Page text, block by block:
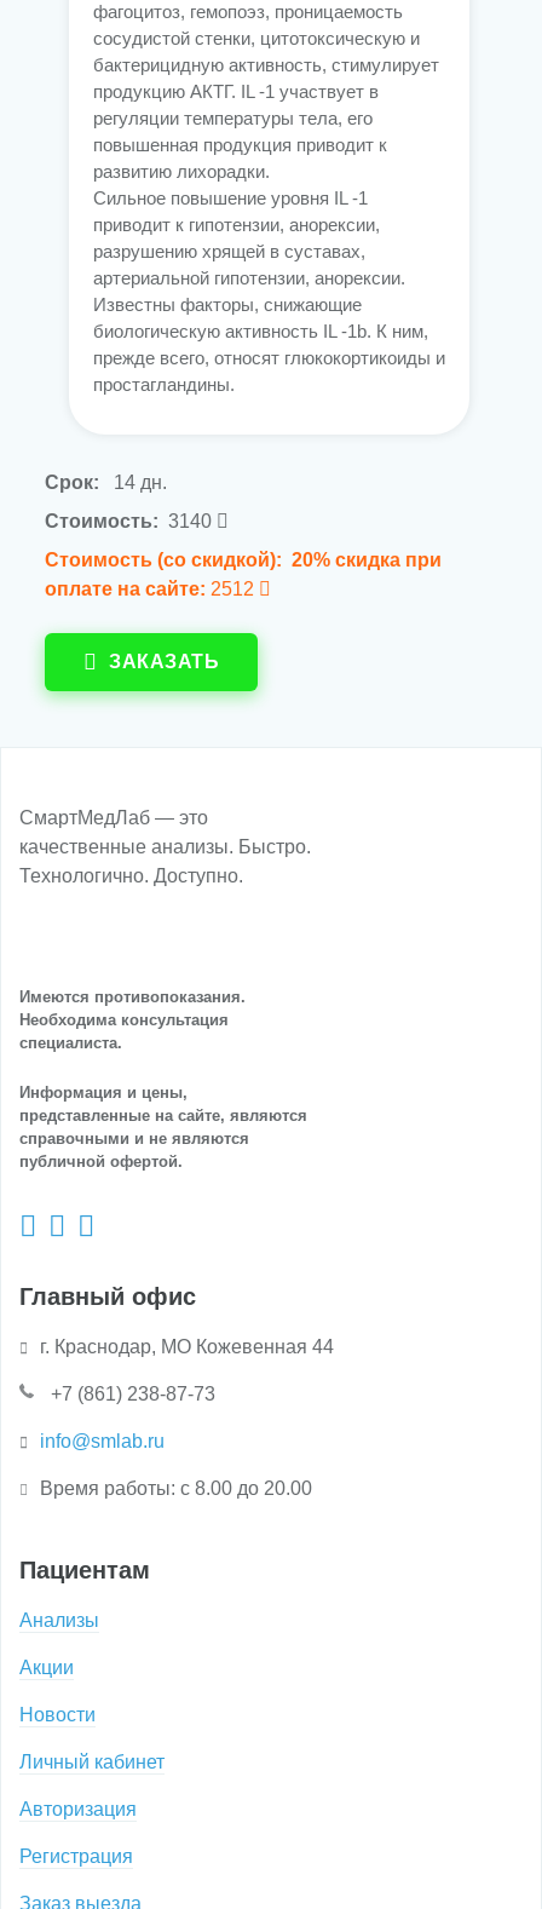
фагоцитоз, гемопоэз, проницаемость
сосудистой стенки, цитотоксическую и
бактерицидную активность, стимулирует
продукцию АКТГ. IL -1 участвует в
регуляции температуры тела, его
повышенная продукция приводит к
развитию лихорадки.
Сильное повышение уровня IL -1
приводит к гипотензии, анорексии,
разрушению хрящей в суставах,
артериальной гипотензии, анорексии.
Известны факторы, снижающие
биологическую активность IL -1b. К ним,
прежде всего, относят глюкокортикоиды и
простагландины.
Срок:
14 дн.
Стоимость: 3140
Стоимость (со скидкой): 20% скидка при
оплате на сайте: 2512
ЗАКАЗАТЬ
СмартМедЛаб — это
качественные анализы. Быстро.
Технологично. Доступно.
Имеются противопоказания.
Необходима консультация
специалиста.
Информация и цены,
представленные на сайте, являются
справочными и не являются
публичной офертой.
Пациентам
Анализы
Акции
Новости
Личный кабинет
Авторизация
Регистрация
Заказ выезда
Главный офис
г. Краснодар, МО Кожевенная 44
+7 (861) 238-87-73
info@smlab.ru
Время работы: с 8.00 до 20.00